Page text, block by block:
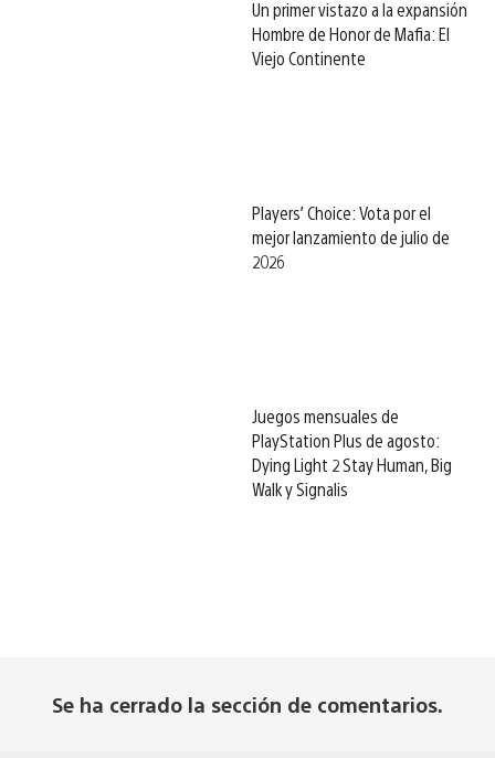
Un primer vistazo a la expansión
Hombre de Honor de Mafia: El
Viejo Continente
Players’ Choice: Vota por el
mejor lanzamiento de julio de
2026
Juegos mensuales de
PlayStation Plus de agosto:
Dying Light 2 Stay Human, Big
Walk y Signalis
Se ha cerrado la sección de comentarios.